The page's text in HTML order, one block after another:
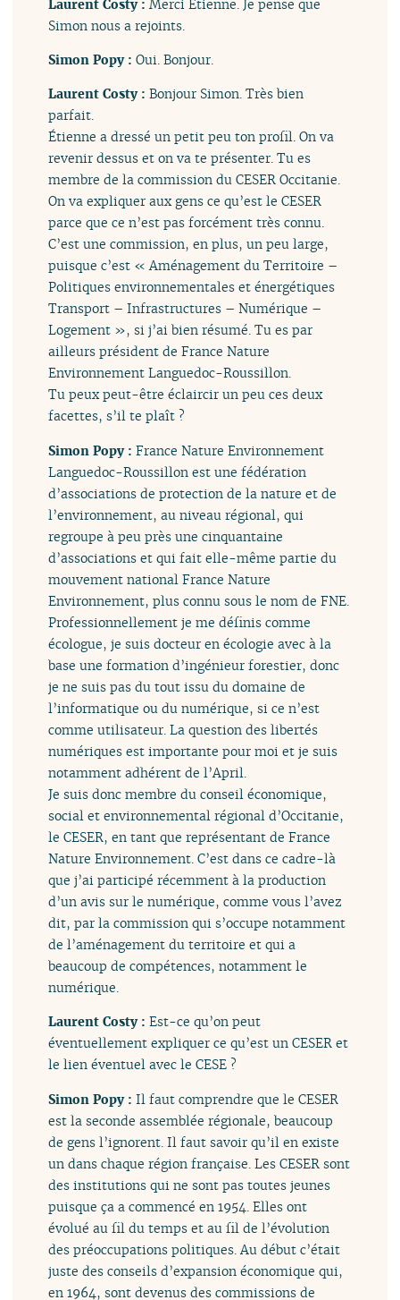
Laurent Costy : Merci Étienne. Je pense que
Simon nous a rejoints.
Simon Popy :Oui. Bonjour.
Laurent Costy :Bonjour Simon. Très bien
parfait.
Étienne a dressé un petit peu ton profil. On va
revenir dessus et on va te présenter. Tu es
membre de la commission du CESER Occitanie.
On va expliquer aux gens ce qu’est le CESER
parce que ce n’est pas forcément très connu.
C’est une commission, en plus, un peu large,
puisque c’est « Aménagement du Territoire –
Politiques environnementales et énergétiques
Transport – Infrastructures – Numérique –
Logement », si j’ai bien résumé. Tu es par
ailleurs président de France Nature
Environnement Languedoc-Roussillon.
Tu peux peut-être éclaircir un peu ces deux
facettes, s’il te plaît ?
Simon Popy :France Nature Environnement
Languedoc-Roussillon est une fédération
d’associations de protection de la nature et de
l’environnement, au niveau régional, qui
regroupe à peu près une cinquantaine
d’associations et qui fait elle-même partie du
mouvement national France Nature
Environnement, plus connu sous le nom de FNE.
Professionnellement je me définis comme
écologue, je suis docteur en écologie avec à la
base une formation d’ingénieur forestier, donc
je ne suis pas du tout issu du domaine de
l’informatique ou du numérique, si ce n’est
comme utilisateur. La question des libertés
numériques est importante pour moi et je suis
notamment adhérent de l’April.
Je suis donc membre du conseil économique,
social et environnemental régional d’Occitanie,
le CESER, en tant que représentant de France
Nature Environnement. C’est dans ce cadre-là
que j’ai participé récemment à la production
d’un avis sur le numérique, comme vous l’avez
dit, par la commission qui s’occupe notamment
de l’aménagement du territoire et qui a
beaucoup de compétences, notamment le
numérique.
Laurent Costy :Est-ce qu’on peut
éventuellement expliquer ce qu’est un CESER et
le lien éventuel avec le CESE ?
Simon Popy :Il faut comprendre que le CESER
est la seconde assemblée régionale, beaucoup
de gens l’ignorent. Il faut savoir qu’il en existe
un dans chaque région française. Les CESER sont
des institutions qui ne sont pas toutes jeunes
puisque ça a commencé en 1954. Elles ont
évolué au fil du temps et au fil de l’évolution
des préoccupations politiques. Au début c’était
juste des conseils d’expansion économique qui,
en 1964, sont devenus des commissions de